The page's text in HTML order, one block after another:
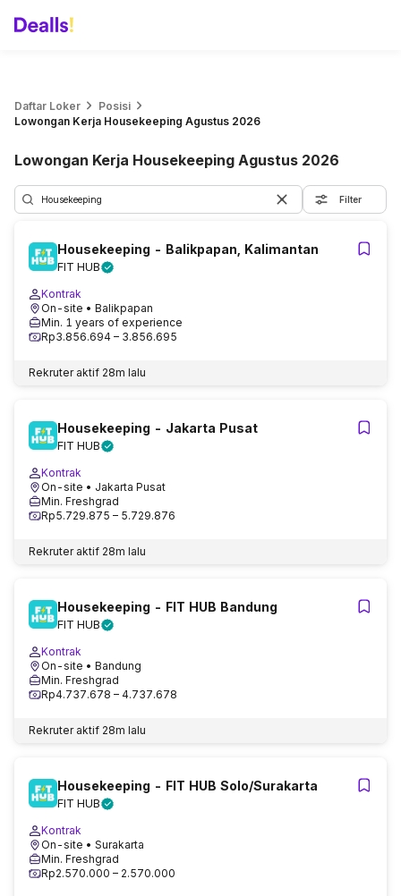
Daftar Loker
Posisi
Lowongan Kerja Housekeeping Agustus 2026
Lowongan Kerja Housekeeping Agustus 2026
Filter
Housekeeping - Balikpapan, Kalimantan
FIT HUB
Kontrak
On-site • Balikpapan
Min. 1 years of experience
Rp3.856.694 – 3.856.695
Rekruter aktif 28m lalu
Housekeeping - Jakarta Pusat
FIT HUB
Kontrak
On-site • Jakarta Pusat
Min. Freshgrad
Rp5.729.875 – 5.729.876
Rekruter aktif 28m lalu
Housekeeping - FIT HUB Bandung
FIT HUB
Kontrak
On-site • Bandung
Min. Freshgrad
Rp4.737.678 – 4.737.678
Rekruter aktif 28m lalu
Housekeeping - FIT HUB Solo/Surakarta
FIT HUB
Kontrak
On-site • Surakarta
Min. Freshgrad
Rp2.570.000 – 2.570.000